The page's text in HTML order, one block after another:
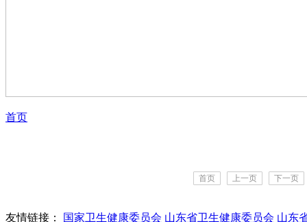
首页
首页 上一页 下一页
友情链接： 国家卫生健康委员会 山东省卫生健康委员会 山东